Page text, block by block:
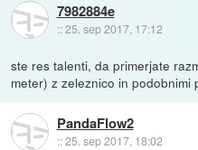
7982884e
::25. sep 2017, 17:12
ste res talenti, da primerjate
meter) z zeleznico in podobnimi
PandaFlow2
::25. sep 2017, 18:02